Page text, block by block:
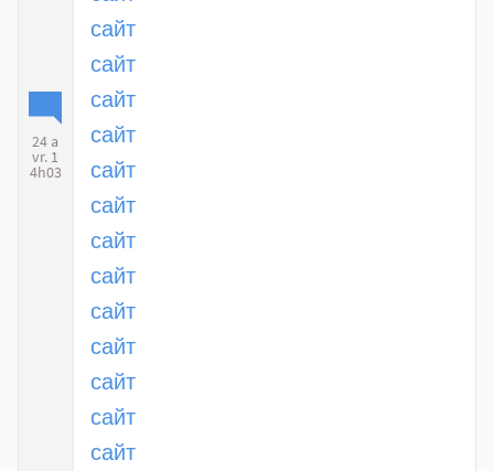
24 a
vr. 1
4h03
сайт
сайт
сайт
сайт
сайт
сайт
сайт
сайт
сайт
сайт
сайт
сайт
сайт